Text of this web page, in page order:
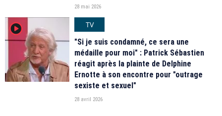
28 mai 2026
player2
TV
"Si je suis condamné, ce sera une
médaille pour moi" : Patrick Sébastien
réagit après la plainte de Delphine
Ernotte à son encontre pour "outrage
sexiste et sexuel"
28 avril 2026